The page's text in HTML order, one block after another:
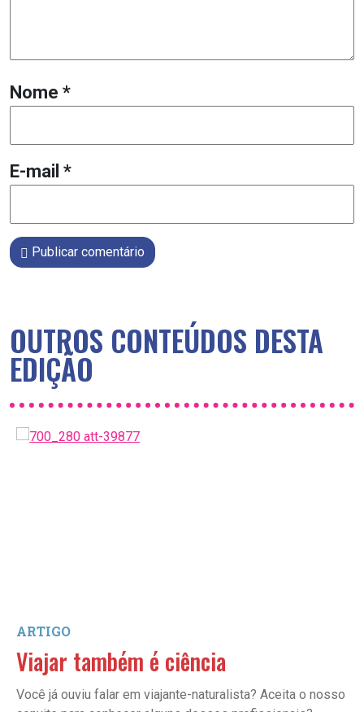
Nome *
E-mail *
Publicar comentário
OUTROS CONTEÚDOS DESTA
EDIÇÃO
ARTIGO
Viajar também é ciência
Você já ouviu falar em viajante-naturalista? Aceita o nosso